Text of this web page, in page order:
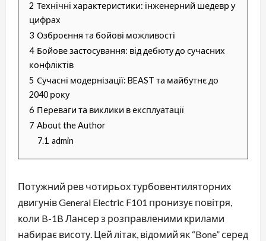
2 Технічні характеристики: інженерний шедевр у
цифрах
3 Озброєння та бойові можливості
4 Бойове застосування: від дебюту до сучасних
конфліктів
5 Сучасні модернізації: BEAST та майбутнє до
2040 року
6 Переваги та виклики в експлуатації
7 About the Author
7.1 admin
Потужний рев чотирьох турбовентиляторних
двигунів General Electric F101 пронизує повітря,
коли B-1B Лансер з розправленими крилами
набирає висоту. Цей літак, відомий як “Bone” серед